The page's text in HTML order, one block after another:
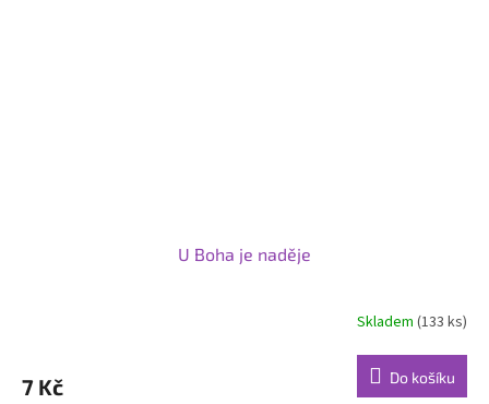
U Boha je naděje
Skladem (133 ks)
7 Kč Do košíku